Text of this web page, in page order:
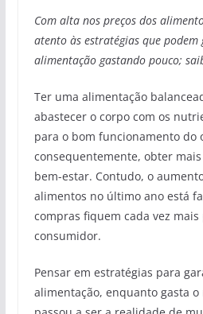
Com alta nos preços dos
atento às estratégias que
alimentação gastando pouco;
Ter uma alimentação
abastecer o corpo com os
para o bom funcionamento do
consequentemente, obter
bem-estar. Contudo, o
alimentos no último ano está
compras fiquem cada vez
consumidor.
Pensar em estratégias para
alimentação, enquanto gasta